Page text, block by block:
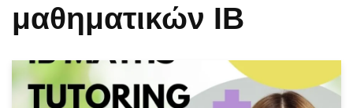
μαθηματικών IB